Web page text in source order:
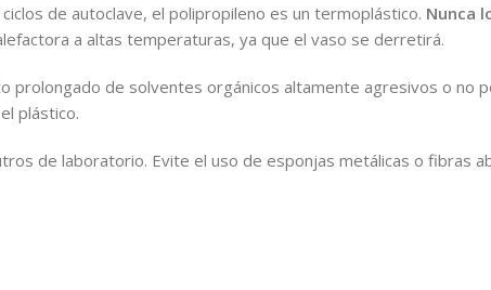
de autoclave, el polipropileno es un termoplástico. Nunca
a altas temperaturas, ya que el vaso se derretirá.
prolongado de solventes orgánicos altamente agresivos o no
plástico.
de laboratorio. Evite el uso de esponjas metálicas o fibras